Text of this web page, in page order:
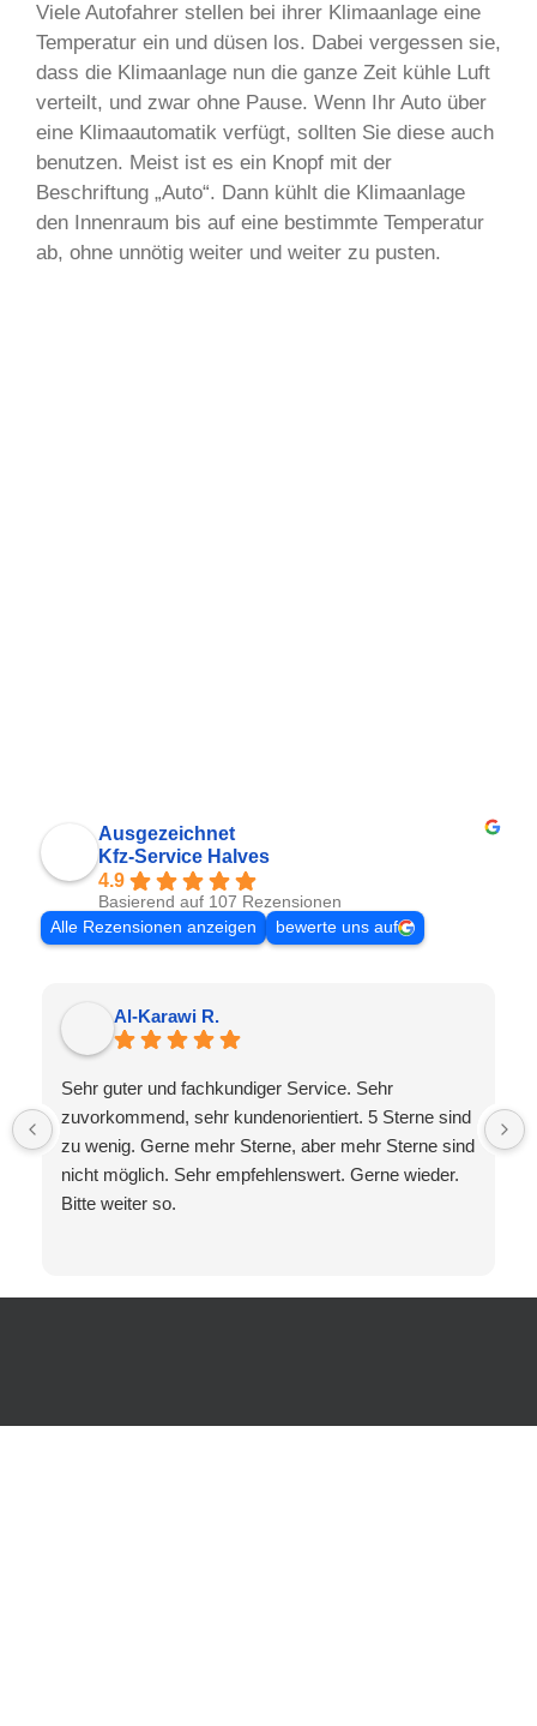
Viele Autofahrer stellen bei ihrer Klimaanlage eine
Temperatur ein und düsen los. Dabei vergessen sie,
dass die Klimaanlage nun die ganze Zeit kühle Luft
verteilt, und zwar ohne Pause. Wenn Ihr Auto über
eine Klimaautomatik verfügt, sollten Sie diese auch
benutzen. Meist ist es ein Knopf mit der
Beschriftung „Auto“. Dann kühlt die Klimaanlage
den Innenraum bis auf eine bestimmte Temperatur
ab, ohne unnötig weiter und weiter zu pusten.
Ausgezeichnet
Kfz-Service Halves
4.9
Basierend auf 107 Rezensionen
Alle Rezensionen anzeigen
bewerte uns auf
Al-Karawi R.
Sehr guter und fachkundiger Service. Sehr
zuvorkommend, sehr kundenorientiert. 5 Sterne sind
zu wenig. Gerne mehr Sterne, aber mehr Sterne sind
nicht möglich. Sehr empfehlenswert. Gerne wieder.
Bitte weiter so.